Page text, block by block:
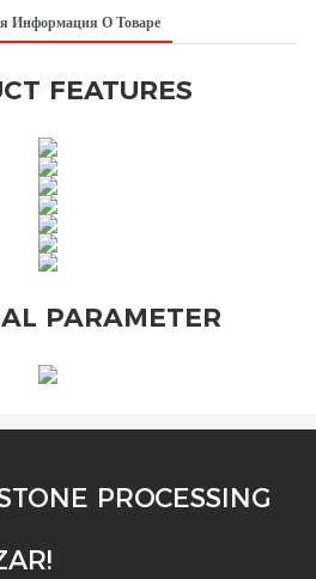
Информация О Товаре
FEATURES
PARAMETER
PROCESSING